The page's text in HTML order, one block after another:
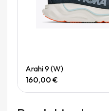
Arahi 9 (W)
160,00 €